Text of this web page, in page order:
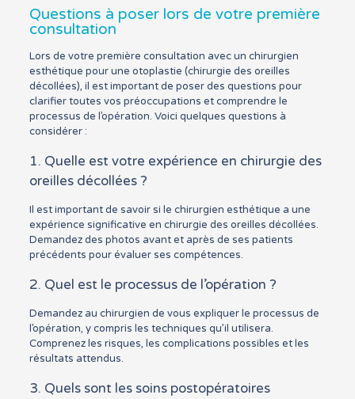
Questions à poser lors de votre première
consultation
Lors de votre première consultation avec un chirurgien
esthétique pour une otoplastie (chirurgie des oreilles
décollées), il est important de poser des questions pour
clarifier toutes vos préoccupations et comprendre le
processus de l’opération. Voici quelques questions à
considérer :
1. Quelle est votre expérience en chirurgie des
oreilles décollées ?
Il est important de savoir si le chirurgien esthétique a une
expérience significative en chirurgie des oreilles décollées.
Demandez des photos avant et après de ses patients
précédents pour évaluer ses compétences.
2. Quel est le processus de l’opération ?
Demandez au chirurgien de vous expliquer le processus de
l’opération, y compris les techniques qu’il utilisera.
Comprenez les risques, les complications possibles et les
résultats attendus.
3. Quels sont les soins postopératoires